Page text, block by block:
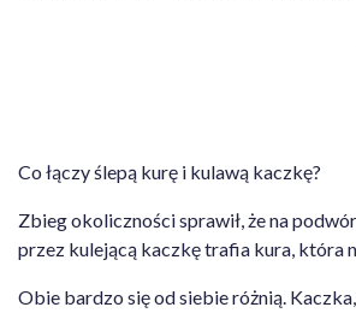
Co łączy ślepą kurę i kulawą kaczkę?
Zbieg okoliczności sprawił, że na
przez kulejącą kaczkę trafia kura, która
Obie bardzo się od siebie różnią.